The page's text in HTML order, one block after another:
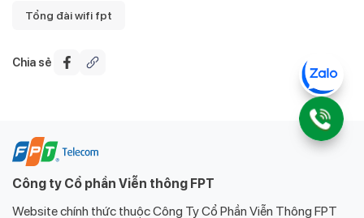
Tổng đài wifi fpt
Chia sẻ
Công ty Cổ phần Viễn thông FPT
Website chính thức thuộc Công Ty Cổ Phần Viễn Thông FPT